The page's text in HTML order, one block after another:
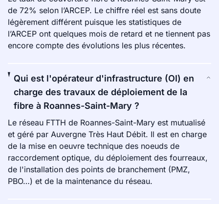
de 72% selon l’ARCEP. Le chiffre réel est sans doute
légèrement différent puisque les statistiques de
l’ARCEP ont quelques mois de retard et ne tiennent pas
encore compte des évolutions les plus récentes.
Qui est l'opérateur d'infrastructure (OI) en
charge des travaux de déploiement de la
fibre à Roannes-Saint-Mary ?
Le réseau FTTH de Roannes-Saint-Mary est mutualisé
et géré par Auvergne Très Haut Débit. Il est en charge
de la mise en oeuvre technique des noeuds de
raccordement optique, du déploiement des fourreaux,
de l'installation des points de branchement (PMZ,
PBO…) et de la maintenance du réseau.